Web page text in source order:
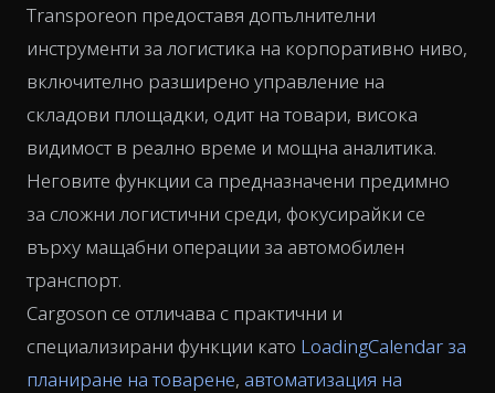
Transporeon предоставя допълнителни
инструменти за логистика на корпоративно ниво,
включително разширено управление на
складови площадки, одит на товари, висока
видимост в реално време и мощна аналитика.
Неговите функции са предназначени предимно
за сложни логистични среди, фокусирайки се
върху мащабни операции за автомобилен
транспорт.
Cargoson се отличава с практични и
специализирани функции като LoadingCalendar за
планиране на товарене, автоматизация на